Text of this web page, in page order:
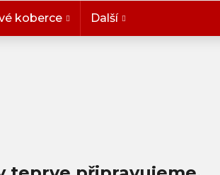
koberce Další